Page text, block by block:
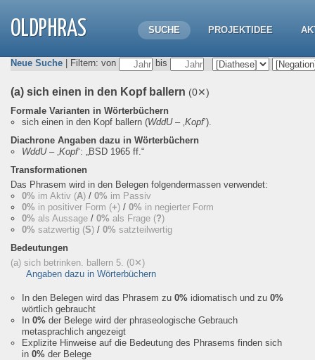
OLDPHRAS SUCHE PROJEKTIDEE
Neue Suche | Filtern: von bis
(a) sich einen in den Kopf ballern (0✕)
Formale Varianten in Wörterbüchern
sich einen in den Kopf ballern (WddU– ‚Kopf‘).
Diachrone Angaben dazu in Wörterbüchern
WddU– ‚Kopf‘: „BSD 1965 ff.“
Transformationen
Das Phrasem wird in den Belegen folgendermassen verwendet:
0% im Aktiv (A) / 0% im Passiv
0% in positiver Form (+) / 0% in negierter Form
0% als Aussage / 0% als Frage (?)
0% satzwertig (S) / 0% satzteilwertig
Bedeutungen
(a) sich betrinken. ballern 5. (0✕)
Angaben dazu in Wörterbüchern
In den Belegen wird das Phrasem zu 0% idiomatisch und zu 0%
wörtlich gebraucht
In 0% der Belege wird der phraseologische Gebrauch
metasprachlich angezeigt
Explizite Hinweise auf die Bedeutung des Phrasems finden sich
in 0% der Belege